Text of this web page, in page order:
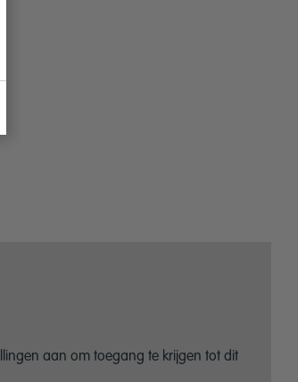
aan om toegang te krijgen tot dit